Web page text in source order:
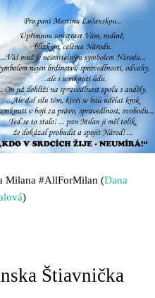
Milana #AllForMilan (Dana
)
Štiavnička